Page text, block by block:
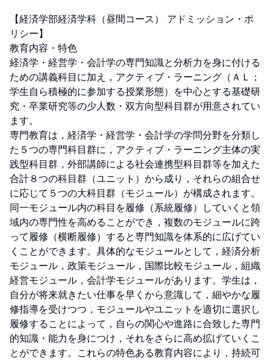
【経済学部経済学科（昼間コース） アドミッション・ポ
リシー】
教育内容・特色
経済学・経営学・会計学の専門知識と分析力を身に付ける
ための講義科目に加え，アクティブ・ラーニング（ＡＬ；
学生自ら積極的に参加する授業形態）を中心とする基礎研
究・卒業研究等の少人数・双方向型科目群が用意されてい
ます。
専門教育は，経済学・経営学・会計学の学問分野を分類し
た５つの専門科目群に，アクティブ・ラーニング主体の実
践型科目群，外部講師による社会連携型科目群等を加えた
合計８つの科目群（ユニット）から成り，それらの組合せ
に応じて５つの大科目群（モジュール）が構成されます。
同一モジュール内の科目を履修（系統履修）していくと領
域内の専門性を高めることができ，複数のモジュールに跨
って履修（横断履修）すると専門知識を体系的に広げてい
くことができます。具体的なモジュールとして，経済分析
モジュール，政策モジュール，国際比較モジュール，組織
経営モジュール，会計学モジュールがあります。学生は，
自分が将来就きたい仕事を早くから意識して，細やかな履
修指導を受けつつ，モジュールやユニットを適切に選択し
履修することによって，自らの関心や進路に合致した専門
的知識・能力を身につけ，それをさらに高め拡げていくこ
とができます。これらの特色ある教育内容により，持続可